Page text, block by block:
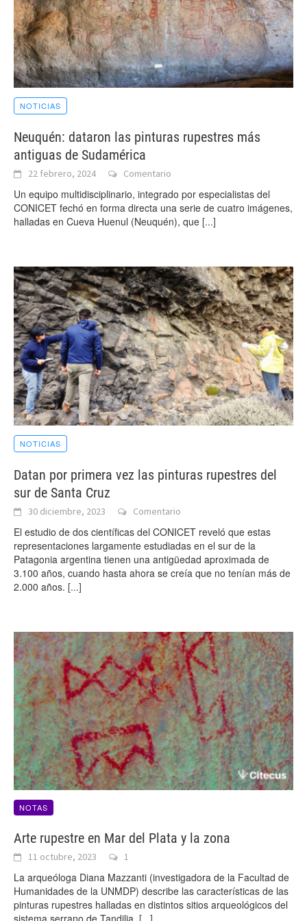
NOTICIAS
Neuquén: dataron las pinturas rupestres más
antiguas de Sudamérica
22 febrero, 2024 Comentario
Un equipo multidisciplinario, integrado por especialistas del
CONICET fechó en forma directa una serie de cuatro imágenes,
halladas en Cueva Huenul (Neuquén), que [...]
NOTICIAS
Datan por primera vez las pinturas rupestres del
sur de Santa Cruz
30 diciembre, 2023 Comentario
El estudio de dos científicas del CONICET reveló que estas
representaciones largamente estudiadas en el sur de la
Patagonia argentina tienen una antigüedad aproximada de
3.100 años, cuando hasta ahora se creía que no tenían más de
2.000 años. [...]
NOTAS
Arte rupestre en Mar del Plata y la zona
11 octubre, 2023 1
La arqueóloga Diana Mazzanti (investigadora de la Facultad de
Humanidades de la UNMDP) describe las características de las
pinturas rupestres halladas en distintos sitios arqueológicos del
sistema serrano de Tandilia. [...]